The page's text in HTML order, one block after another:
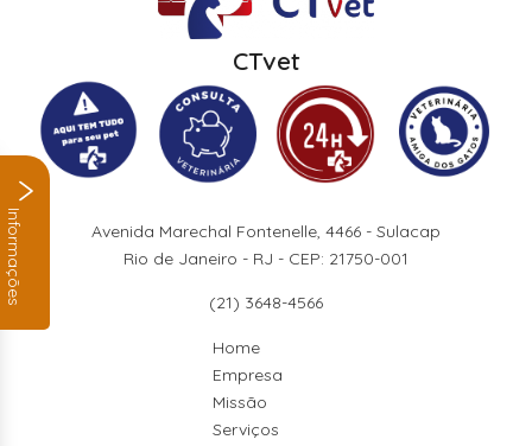
CTvet
Avenida Marechal Fontenelle, 4466 - Sulacap
Rio de Janeiro - RJ - CEP: 21750-001
(21) 3648-4566
Home
Empresa
Missão
Serviços
Informações